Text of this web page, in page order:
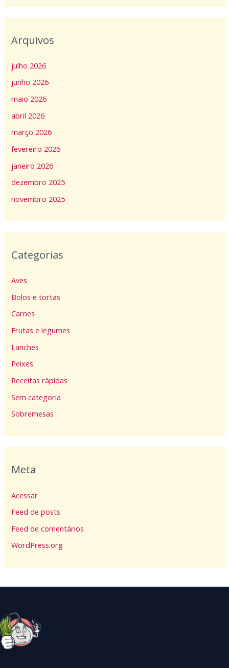
Arquivos
julho 2026
junho 2026
maio 2026
abril 2026
março 2026
fevereiro 2026
janeiro 2026
dezembro 2025
novembro 2025
Categorias
Aves
Bolos e tortas
Carnes
Frutas e legumes
Lanches
Peixes
Receitas rápidas
Sem categoria
Sobremesas
Meta
Acessar
Feed de posts
Feed de comentários
WordPress.org